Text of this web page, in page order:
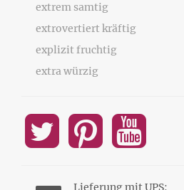
extrem samtig
extrovertiert kräftig
explizit fruchtig
extra würzig
Lieferung mit UPS: